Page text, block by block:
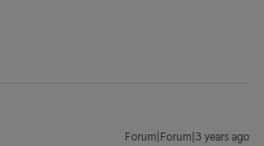
Forum|Forum|3 years ago